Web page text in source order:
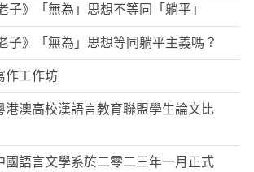
子》「無為」思想不等同「躺平」
子》「無為」思想等同躺平主義嗎？
作工作坊
港澳高校漢語言教育聯盟學生論文比
國語言文學系於二零二三年一月正式